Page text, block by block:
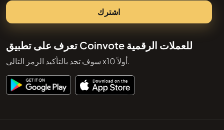
اشترك
تعرف على تطبيق Coinvote للعملات الرقمية
سوف تجد بالتأكيد الرمز التالي x10 أولاً.